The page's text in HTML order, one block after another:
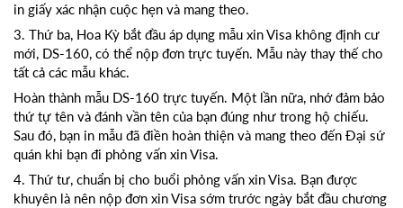
in giấy xác nhận cuộc hẹn và mang theo.
3. Thứ ba, Hoa Kỳ bắt đầu áp dụng mẫu xin Visa không định cư
mới, DS-160, có thể nộp đơn trực tuyến. Mẫu này thay thế cho
tất cả các mẫu khác.
Hoàn thành mẫu DS-160 trực tuyến. Một lần nữa, nhớ đảm bảo
thứ tự tên và đánh vần tên của bạn đúng như trong hộ chiếu.
Sau đó, bạn in mẫu đã điền hoàn thiện và mang theo đến Đại sứ
quán khi bạn đi phỏng vấn xin Visa.
4. Thứ tư, chuẩn bị cho buổi phỏng vấn xin Visa. Bạn được
khuyên là nên nộp đơn xin Visa sớm trước ngày bắt đầu chương